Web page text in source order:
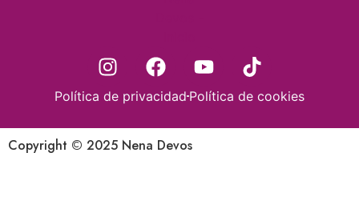
Política de privacidad Política de cookies
Copyright © 2025 Nena Devos